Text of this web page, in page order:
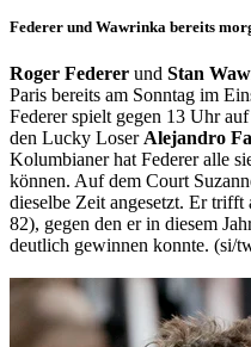
Federer und Wawrinka bereits
Roger Federer und Stan
Paris bereits am Sonntag im
Federer spielt gegen 13 Uhr
den Lucky Loser Alejandro
Kolumbianer hat Federer alle
können. Auf dem Court
dieselbe Zeit angesetzt. Er trifft
82), gegen den er in diesem
deutlich gewinnen konnte. (si/